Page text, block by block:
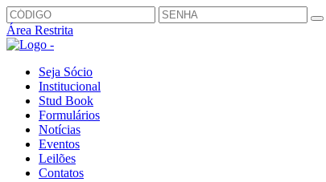
Área Restrita
Seja Sócio
Institucional
Stud Book
Formulários
Notícias
Eventos
Leilões
Contatos